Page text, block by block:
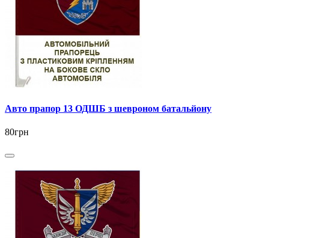
Авто прапор 13 ОДШБ з шевроном батальйону
80грн